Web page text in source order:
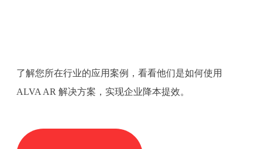
了解您所在行业的应用案例，看看他们是如何使用
ALVA AR 解决方案，实现企业降本提效。